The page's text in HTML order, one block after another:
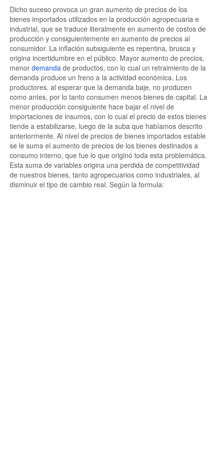
Dicho suceso provoca un gran aumento de precios de los
bienes importados utilizados en la producción agropecuaria e
industrial, que se traduce literalmente en aumento de costos de
producción y consiguientemente en aumento de precios al
consumidor. La inflación subsiguiente es repentina, brusca y
origina incertidumbre en el público. Mayor aumento de precios,
menor demanda de productos, con lo cual un retraimiento de la
demanda produce un freno a la actividad económica. Los
productores, al esperar que la demanda baje, no producen
como antes, por lo tanto consumen menos bienes de capital. La
menor producción consiguiente hace bajar el nivel de
importaciones de insumos, con lo cual el precio de estos bienes
tiende a estabilizarse, luego de la suba que habíamos descrito
anteriormente. Al nivel de precios de bienes importados estable
se le suma el aumento de precios de los bienes destinados a
consumo interno, que fue lo que originó toda esta problemática.
Esta suma de variables origina una perdida de competitividad
de nuestros bienes, tanto agropecuarios como industriales, al
disminuir el tipo de cambio real. Según la formula: